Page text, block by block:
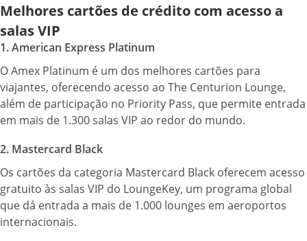
Melhores cartões de crédito com acesso a
salas VIP
1. American Express Platinum
O Amex Platinum é um dos melhores cartões para
viajantes, oferecendo acesso ao The Centurion Lounge,
além de participação no Priority Pass, que permite entrada
em mais de 1.300 salas VIP ao redor do mundo.
2. Mastercard Black
Os cartões da categoria Mastercard Black oferecem acesso
gratuito às salas VIP do LoungeKey, um programa global
que dá entrada a mais de 1.000 lounges em aeroportos
internacionais.